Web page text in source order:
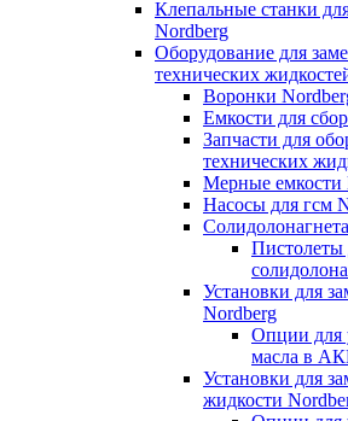
Клепальные станки
Nordberg
Оборудование для
технических
Воронки
Емкости для
Запчасти для
технических
Мерные емкости
Насосы для гсм
Пистолеты
Установки для
Nordberg
Опции для
масла в
Установки для
жидкости